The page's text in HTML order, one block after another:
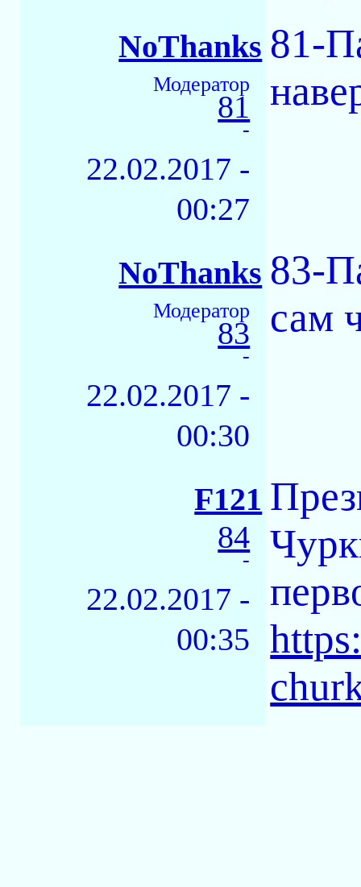
NoThanks
Модератор
81
-
22.02.2017 -
00:27
81-
NoThanks
Модератор
83
-
22.02.2017 -
00:30
83-
сам
F121
84
-
22.02.2017 -
00:35